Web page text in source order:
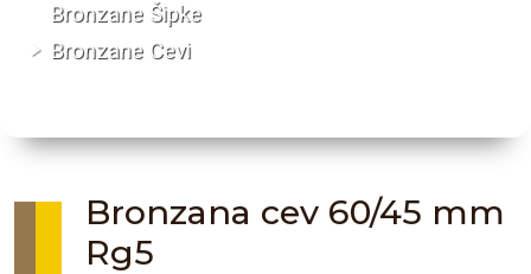
Bronzane Šipke
Bronzane Cevi
Bronzana cev 60/45 mm
Rg5